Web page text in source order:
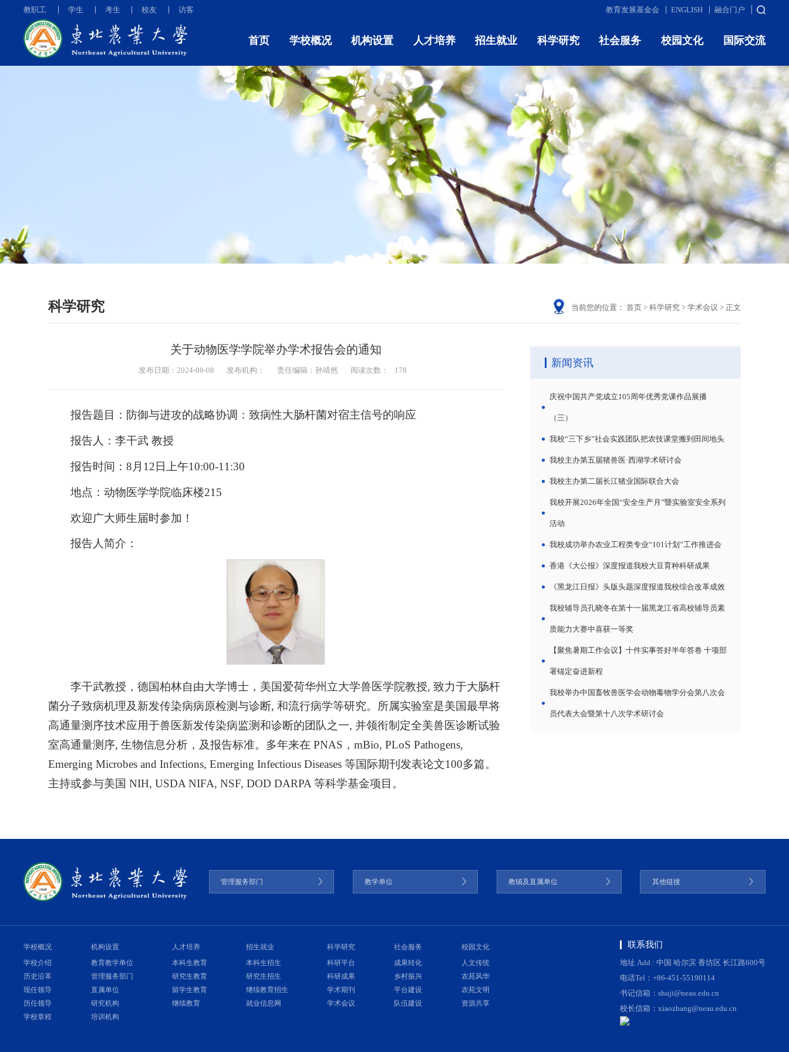
教职工 学生 考生 校友 访客 教育发展基金会 ENGLISH 融合门户
首页 学校概况 机构设置 人才培养 招生就业 科学研究 社会服务 校园文化 国际交流
科学研究 当前您的位置： 首页 > 科学研究 > 学术会议 > 正文
关于动物医学学院举办学术报告会的通知
发布日期：2024-08-08 发布机构： 责任编辑：孙靖然 阅读次数： 178
报告题目：防御与进攻的战略协调：致病性大肠杆菌对宿主信号的响应
报告人：李干武 教授
报告时间：8月12日上午10:00-11:30
地点：动物医学学院临床楼215
欢迎广大师生届时参加！
报告人简介：
李干武教授，德国柏林自由大学博士，美国爱荷华州立大学兽医学院教授, 致力于大肠杆
菌分子致病机理及新发传染病病原检测与诊断, 和流行病学等研究。所属实验室是美国最早将
高通量测序技术应用于兽医新发传染病监测和诊断的团队之一, 并领衔制定全美兽医诊断试验
室高通量测序, 生物信息分析，及报告标准。多年来在 PNAS，mBio, PLoS Pathogens,
Emerging Microbes and Infections, Emerging Infectious Diseases 等国际期刊发表论文100多篇。
主持或参与美国 NIH, USDA NIFA, NSF, DOD DARPA 等科学基金项目。
新闻资讯
庆祝中国共产党成立105周年优秀党课作品展播
（三）
我校“三下乡”社会实践团队把农技课堂搬到田间地头
我校主办第五届猪兽医·西湖学术研讨会
我校主办第二届长江猪业国际联合大会
我校开展2026年全国“安全生产月”暨实验室安全系列
活动
我校成功举办农业工程类专业“101计划”工作推进会
香港《大公报》深度报道我校大豆育种科研成果
《黑龙江日报》头版头题深度报道我校综合改革成效
我校辅导员孔晓冬在第十一届黑龙江省高校辅导员素
质能力大赛中喜获一等奖
【聚焦暑期工作会议】十件实事答好半年答卷 十项部
署锚定奋进新程
我校举办中国畜牧兽医学会动物毒物学分会第八次会
员代表大会暨第十八次学术研讨会
管理服务部门 教学单位 教辅及直属单位 其他链接
学校概况
学校介绍
历史沿革
现任领导
历任领导
学校章程
机构设置
教育教学单位
管理服务部门
直属单位
研究机构
培训机构
人才培养
本科生教育
研究生教育
留学生教育
继续教育
招生就业
本科生招生
研究生招生
继续教育招生
就业信息网
科学研究
科研平台
科研成果
学术期刊
学术会议
社会服务
成果转化
乡村振兴
平台建设
队伍建设
校园文化
人文传统
农苑风华
农苑文明
资源共享
联系我们
地址 Add : 中国 哈尔滨 香坊区 长江路600号
电话Tel：+86-451-55190114
书记信箱：shuji@neau.edu.cn
校长信箱：xiaozhang@neau.edu.cn